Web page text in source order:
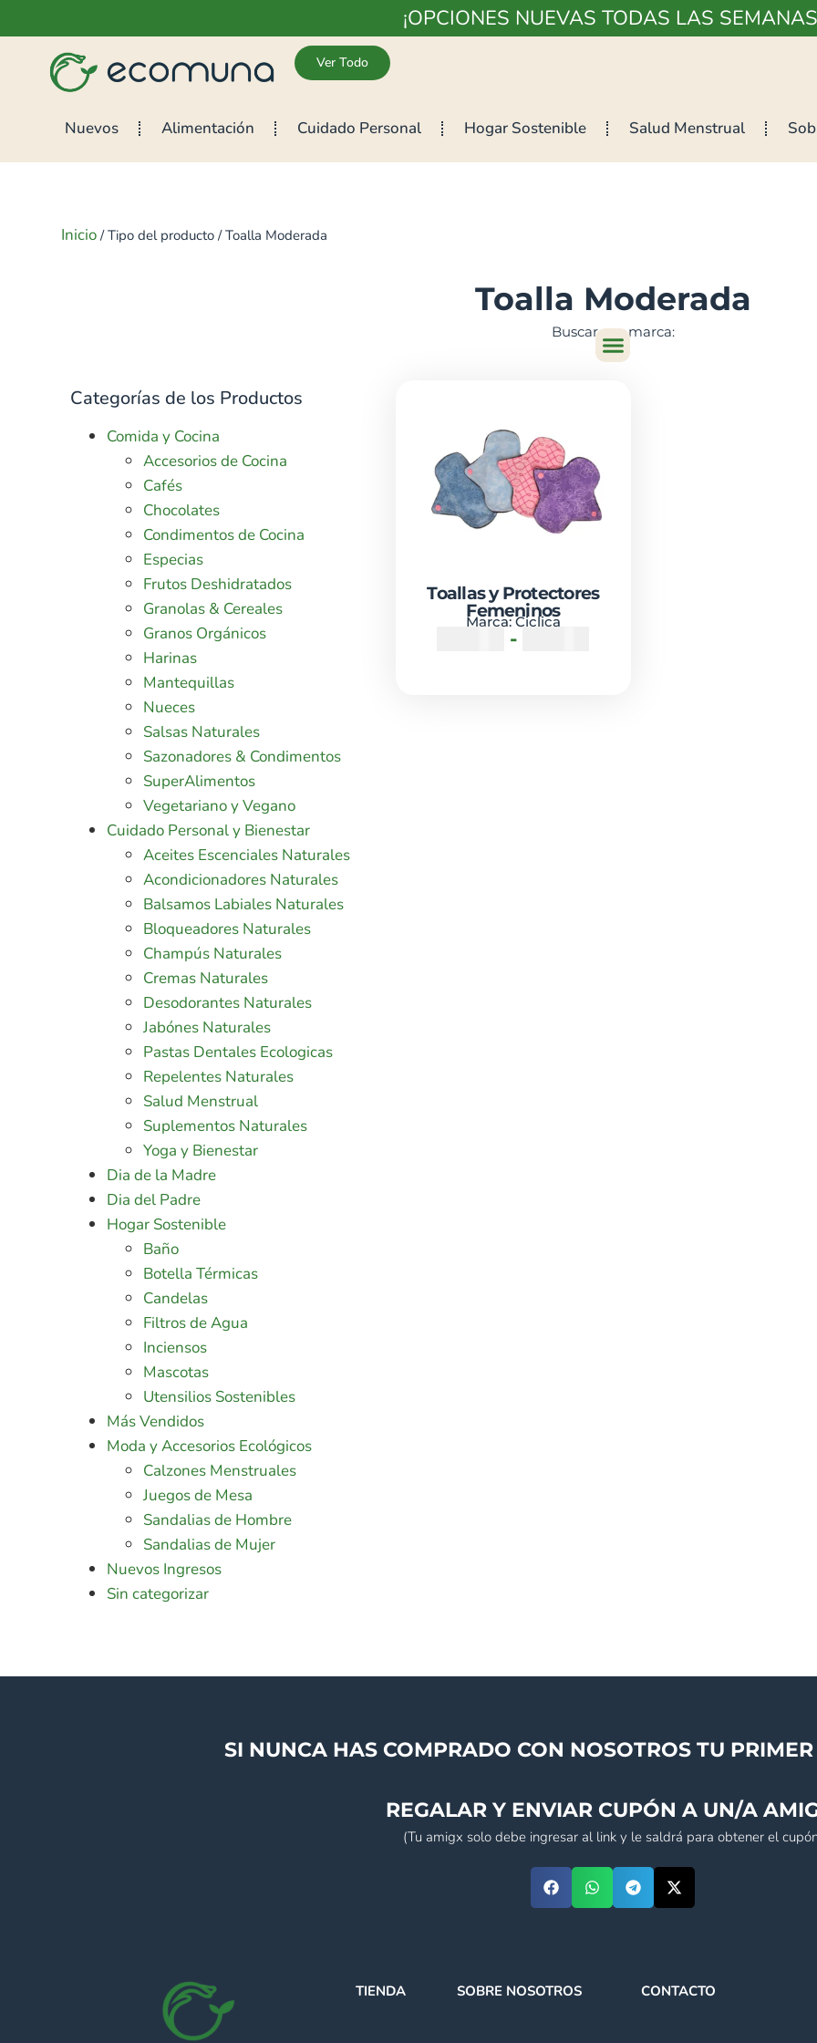
¡OPCIONES NUEVAS TODAS LAS
Ver Todo
Nuevos Alimentación Cuidado Personal Hogar Sostenible Salud Menstrual
Inicio / Tipo del producto / Toalla Moderada
Toalla Moderada
Buscar por marca:
Categorías de los Productos
Comida y Cocina
Accesorios de Cocina
Cafés
Chocolates
Condimentos de Cocina
Especias
Frutos Deshidratados
Granolas & Cereales
Granos Orgánicos
Harinas
Mantequillas
Nueces
Salsas Naturales
Sazonadores & Condimentos
SuperAlimentos
Vegetariano y Vegano
Cuidado Personal y Bienestar
Aceites Escenciales Naturales
Acondicionadores Naturales
Balsamos Labiales Naturales
Bloqueadores Naturales
Champús Naturales
Cremas Naturales
Desodorantes Naturales
Jabónes Naturales
Pastas Dentales Ecologicas
Repelentes Naturales
Salud Menstrual
Suplementos Naturales
Yoga y Bienestar
Dia de la Madre
Dia del Padre
Hogar Sostenible
Baño
Botella Térmicas
Candelas
Filtros de Agua
Inciensos
Mascotas
Utensilios Sostenibles
Más Vendidos
Moda y Accesorios Ecológicos
Calzones Menstruales
Juegos de Mesa
Sandalias de Hombre
Sandalias de Mujer
Nuevos Ingresos
Sin categorizar
Toallas y Protectores
Femeninos
Marca:Ciclica
-
SI NUNCA HAS COMPRADO CON NOSOTROS TU
REGALAR Y ENVIAR CUPÓN A UN/A
(Tu amigx solo debe ingresar al link y le saldrá para obtener el
TIENDA SOBRE NOSOTROS CONTACTO